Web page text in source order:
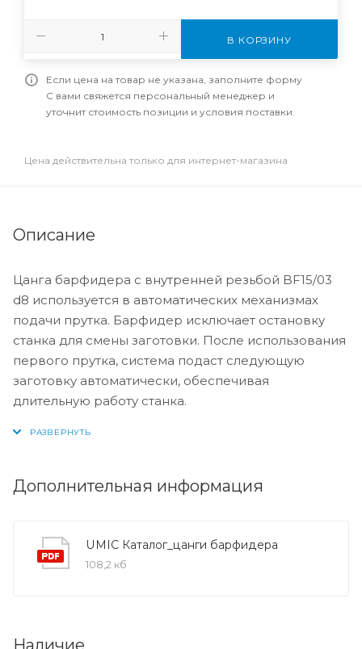
В КОРЗИНУ
Если цена на товар не указана, заполните форму
С вами свяжется персональный менеджер и
уточнит стоимость позиции и условия поставки.
Цена действительна только для интернет-магазина
Описание
Цанга барфидера с внутренней резьбой BF15/03
d8 используется в автоматических механизмах
подачи прутка. Барфидер исключает остановку
станка для смены заготовки. После использования
первого прутка, система подаст следующую
заготовку автоматически, обеспечивая
длительную работу станка.
Дополнительная информация
UMIC Каталог_цанги барфидера
108,2 кб
Наличие